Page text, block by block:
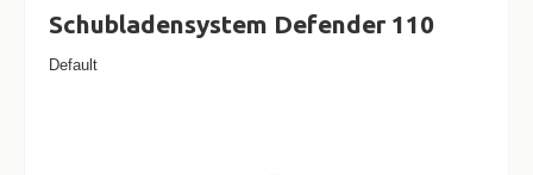
Schubladensystem Defender 110
Default